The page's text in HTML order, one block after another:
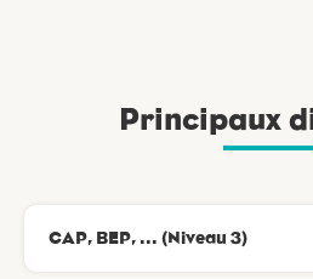
Principaux
CAP, BEP, ... (Niveau 3)